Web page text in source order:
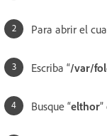
Para abrir el
Escriba “/var/
Busque “elthor